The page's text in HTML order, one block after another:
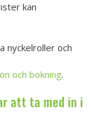
kan
nyckelroller och
och bokning.
att ta med in i